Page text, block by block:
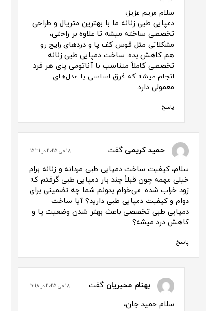
سلام مریم عزیز،
دمپایی طبی زنانه ما با بهترین متریال و طراحی
تخصصی ساخته میشه تا علاوه بر راحتی،
مشکلاتی مثل قوس کف پا و دردهای رایج رو
هم کاهش بده. ساخت دمپایی طبی زنانه
تخصصی کاملاً متناسب با آناتومی پای هر فرد
انجام میشه که فرق اساسی با مدل‌های
معمولی داره.
پاسخ
حمید کریمی گفت: 18 می 2025 در 15:31
سلام، کیفیت ساخت دمپایی طبی مردانه و زنانه برام
خیلی مهمه چون قبلاً چند بار دمپایی طبی گرفتم که
زود خراب شده. می‌خوام بدونم شما چه تضمینی برای
دوام و کیفیت دمپایی طبی دارید؟ آیا ساخت
دمپایی طبی تخصصی باعث بهتر شدن وضعیت پا و
کاهش درد میشه؟
پاسخ
بهنام مخبریان گفت: 18 می 2025 در 16:18
سلام حمید جان،